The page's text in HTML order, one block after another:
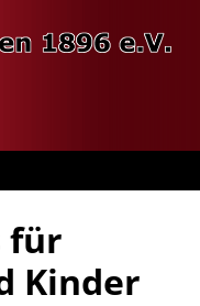
für
Kinder